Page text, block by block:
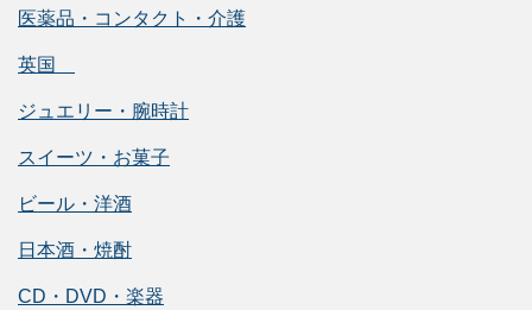
医薬品・コンタクト・介護
英国
ジュエリー・腕時計
スイーツ・お菓子
ビール・洋酒
日本酒・焼酎
CD・DVD・楽器